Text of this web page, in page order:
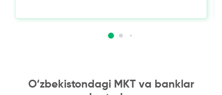
O‘zbekistondagi MKT va banklar